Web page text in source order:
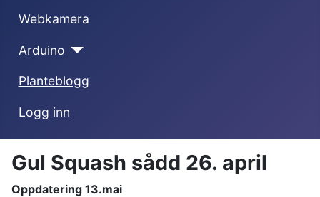
Webkamera
Arduino
Planteblogg
Logg inn
Gul Squash sådd 26. april
Oppdatering 13.mai